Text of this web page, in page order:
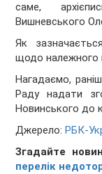
саме,
Вишневського
Як
щодо належного
Нагадаємо,
Раду надати
Новинського до
Джерело:РБК-
Згадайте
перелік